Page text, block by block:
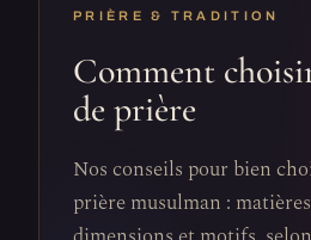
PRIÈRE & TRADITION
Comment
de prière
Nos conseils pour bien
prière musulman :